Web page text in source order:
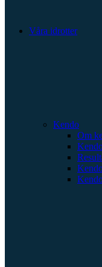
Våra idrotter
Kendo
Om